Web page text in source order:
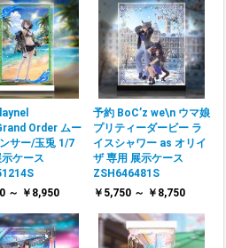
Order ムー
サー/玉兎 1/7
ケース
～ ￥8,950
予約 BoC’z we\n ウマ娘
プリティーダービー ラ
イスシャワー as オリイ
ザ 専用 展示ケース
ZSH646481S
￥5,750 ～ ￥8,750